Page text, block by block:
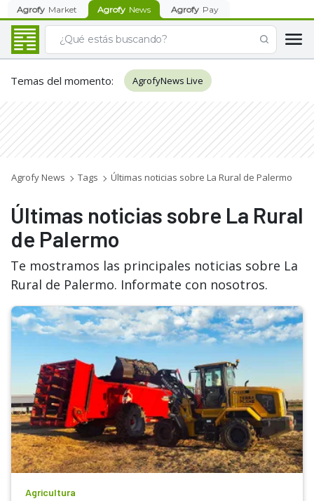
Agrofy Market Agrofy News Agrofy Pay
Temas del momento: AgrofyNews Live
Agrofy News Tags Últimas noticias sobre La Rural de Palermo
Últimas noticias sobre La Rural
de Palermo
Te mostramos las principales noticias sobre La
Rural de Palermo. Informate con nosotros.
Agricultura